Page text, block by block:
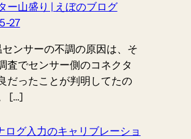
ー山盛り | えぼのブログ
27
ンサーの不調の原因は、そ
査でセンサー側のコネクタ
だったことが判明してたの
[…]
ログ入力のキャリブレーショ